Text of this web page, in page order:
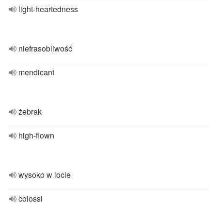
light-heartedness
niefrasobliwość
mendicant
żebrak
high-flown
wysoko w locie
colossi